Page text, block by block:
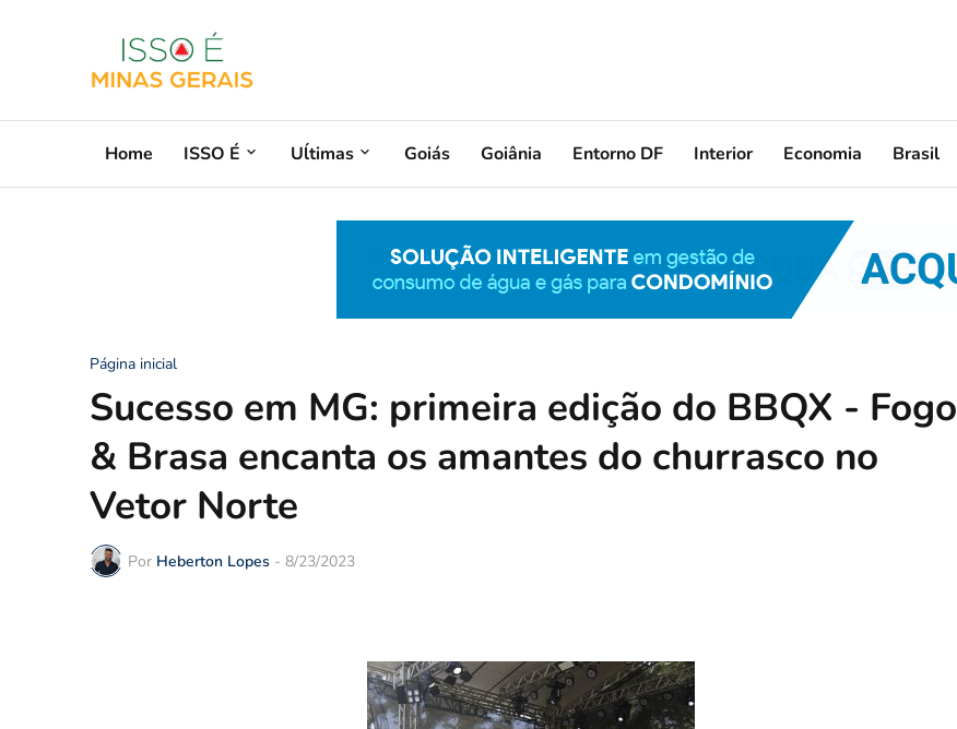
Home ISSO É Uĺtimas Goiás Goiânia Entorno DF Interior Economia Brasil
Página inicial
Sucesso em MG: primeira edição do BBQX - Fogo
& Brasa encanta os amantes do churrasco no
Vetor Norte
Por Heberton Lopes - 8/23/2023